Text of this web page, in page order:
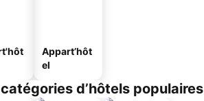
Appart’hôt
el
d’hôtels populaires